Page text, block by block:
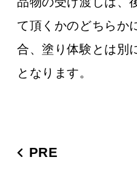
て頂くかのどちらか
合、塗り体験とは別
となります。
PRE